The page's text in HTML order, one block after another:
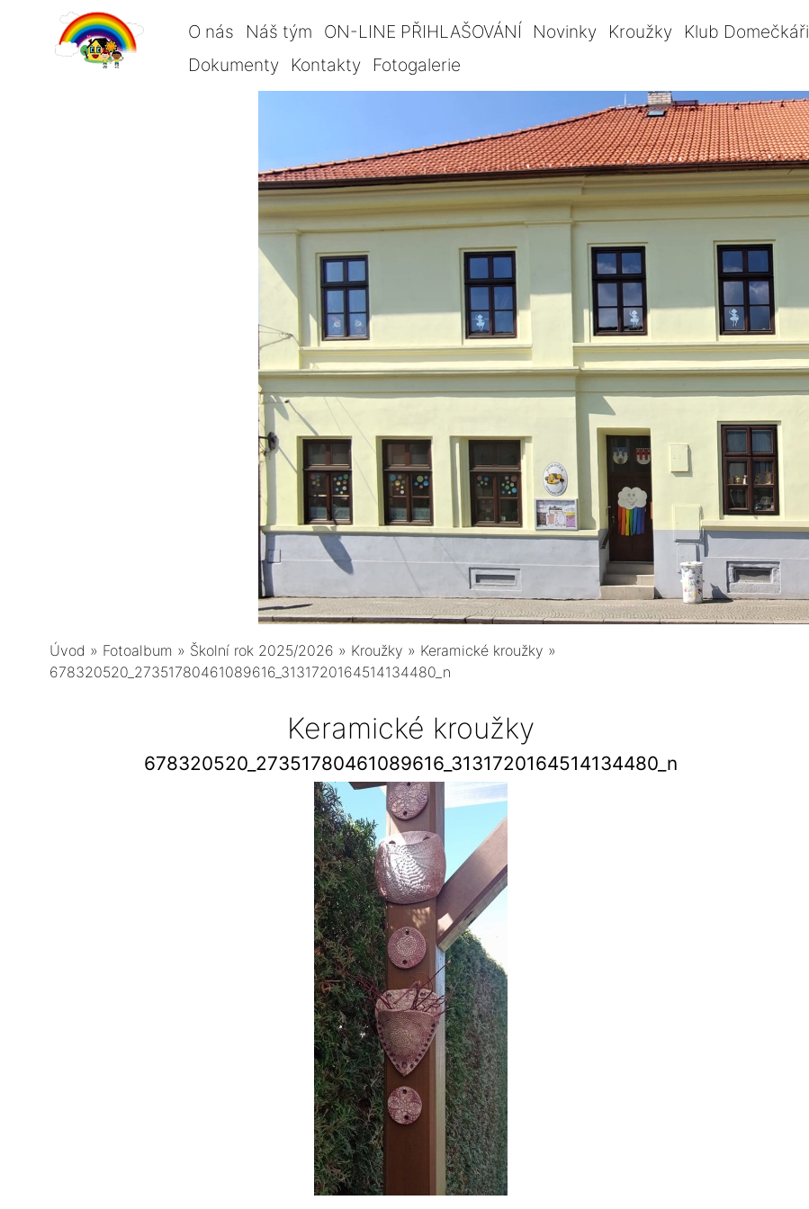
O nás Náš tým ON-LINE PŘIHLAŠOVÁNÍ Novinky Kroužky Klub Domečkáři
Dokumenty
Kontakty Fotogalerie
Úvod » Fotoalbum » Školní rok 2025/2026 » Kroužky » Keramické kroužky »
678320520_27351780461089616_3131720164514134480_n
Keramické kroužky
678320520_27351780461089616_3131720164514134480_n